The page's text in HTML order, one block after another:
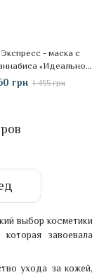
- маска с
«Идеальное
200 мл
грн 1 455 грн
выбор косметики
завоевала
ухода за кожей,